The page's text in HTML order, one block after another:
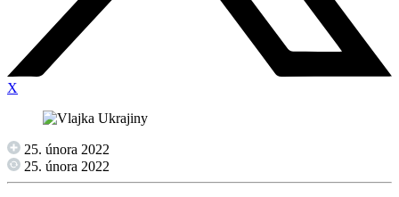
X
25. února 2022
25. února 2022